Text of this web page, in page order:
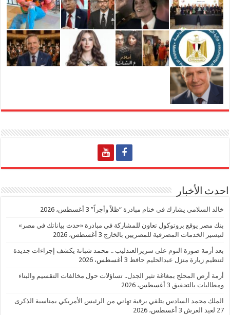
احدث الأخبار
خالد السلامي يشارك في ختام مبادرة “ظلاً وأجراً” 3 أغسطس، 2026
بنك مصر يوقع بروتوكول تعاون للمشاركة في مبادرة «حدث بياناتك في مصر»
لتيسير الخدمات المصرفية للمصريين بالخارج 3 أغسطس، 2026
بعد أزمة صورة النوم على سريرالعندليب .. محمد شبانة يكشف إجراءات جديدة
لتنظيم زيارة منزل عبدالحليم حافظ 3 أغسطس، 2026
أزمة أرض المحلج بمغاغة تثير الجدل.. تساؤلات حول مخالفات التقسيم والبناء
ومطالبات بالتحقيق 3 أغسطس، 2026
الملك محمد السادس يتلقي برقية تهاني من الرئيس الأمريكي بمناسبة الذكرى
27 لعيد العرش
3 أغسطس، 2026